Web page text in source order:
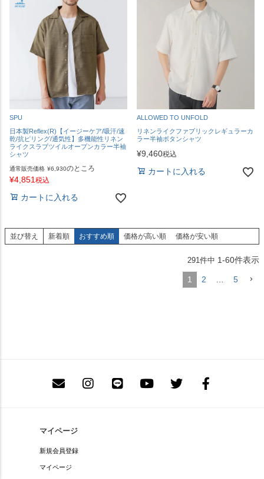
SPU
日本製Reflex(R)【イージーケア/吸汗/速
乾/抗ピリング/通気性】多機能性リネン
ライクスラブツイルオープンカラー半袖
シャツ
通常販売価格 ¥6,930のところ
¥4,851 税込
カートに入れる
ALLOWED TO UNFOLD
リネンライクファブリックレギュラーカ
ラー半袖ボタンシャツ
¥9,460税込
カートに入れる
並び替え 新着順 おすすめ順 価格が高い順 価格が安い順
291件中 1-60件表示
1 2 5
マイページ
新規会員登録
マイページ